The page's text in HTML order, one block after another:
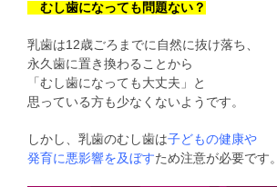
むし歯になっても問題ない？
乳歯は12歳ごろまでに自然に抜け落ち、
永久歯に置き換わることから
「むし歯になっても大丈夫」と
思っている方も少なくないようです。
しかし、乳歯のむし歯は子どもの健康や
発育に悪影響を及ぼすため注意が必要です。